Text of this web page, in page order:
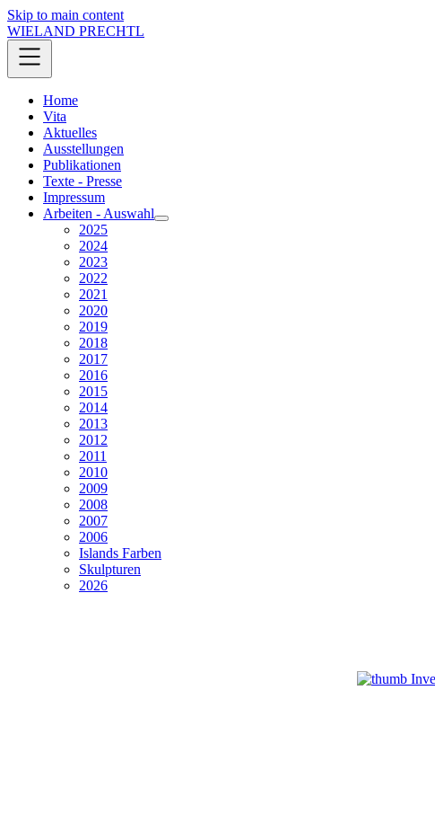
Skip to main content
WIELAND PRECHTL
Home
Vita
Aktuelles
Ausstellungen
Publikationen
Texte - Presse
Impressum
Arbeiten - Auswahl
2025
2024
2023
2022
2021
2020
2019
2018
2017
2016
2015
2014
2013
2012
2011
2010
2009
2008
2007
2006
Islands Farben
Skulpturen
2026